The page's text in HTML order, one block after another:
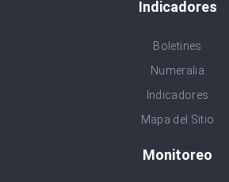
Indicadores
Boletines
Numeralia
Indicadores
Mapa del Sitio
Monitoreo